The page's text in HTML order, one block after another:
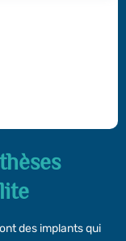
des implants qui